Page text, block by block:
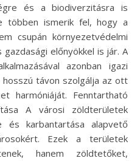
és a biodiverzitásra is
többen ismerik fel, hogy a
csupán környezetvédelmi
előnyökkel is jár. A
azonban igazi
távon szolgálja az ott
harmóniáját. Fenntartható
A városi zöldterületek
és karbantartása alapvető
Ezek a területek
hanem zöldtetőket,